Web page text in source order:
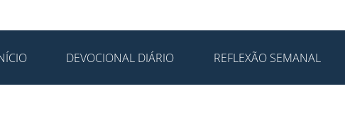
DEVOCIONAL DIÁRIO REFLEXÃO SEMANAL